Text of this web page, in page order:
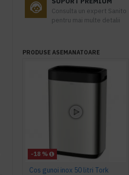
Consulta un expert Sanito
pentru mai multe detalii
PRODUSE ASEMANATOARE
-18 %
Cos gunoi inox 50 litri Tork